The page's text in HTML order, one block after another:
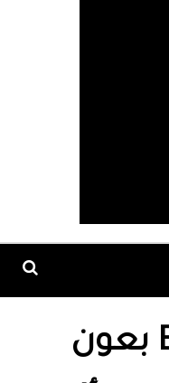
Ebtihaj Khalifa بعون